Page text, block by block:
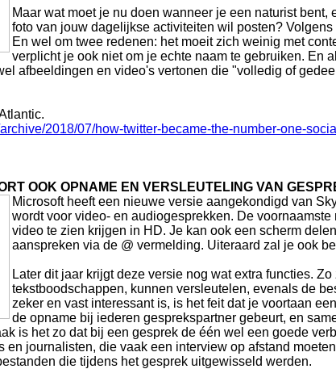
Maar wat moet je nu doen wanneer je een naturist
foto van jouw dagelijkse activiteiten wil posten?
En wel om twee redenen: het moeit zich weinig met
verplicht je ook niet om je echte naam te gebruiken. En
afbeeldingen en video's vertonen die "volledig of
2018/07/how-twitter-became-the-number-one-
OOK OPNAME EN VERSLEUTELING VAN
Microsoft heeft een nieuwe versie aangekondigd van
wordt voor video- en audiogesprekken. De
video te zien krijgen in HD. Je kan ook een scherm
aanspreken via de @ vermelding. Uiteraard zal je ook
Later dit jaar krijgt deze versie nog wat extra functies.
tekstboodschappen, kunnen versleutelen, evenals de
zeker en vast interessant is, is het feit dat je voortaan
de opname bij iederen gesprekspartner gebeurt, en
is het zo dat bij een gesprek de één wel een goede
journalisten, die vaak een interview op afstand
die tijdens het gesprek uitgewisseld werden.